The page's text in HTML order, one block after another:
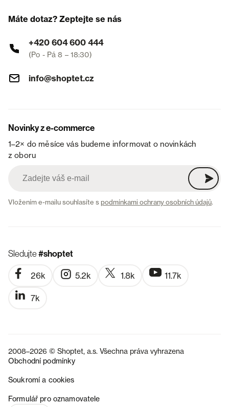
Máte dotaz? Zeptejte se nás
+420 604 600 444
(Po - Pá 8 – 18:30)
info@shoptet.cz
Novinky z e-commerce
1–2× do měsíce vás budeme informovat o novinkách
z oboru
Vložením e-mailu souhlasíte spodmínkami ochrany osobních údajů.
Sledujte#shoptet
26k 5.2k 1.8k 11.7k
7k
2008–2026 © Shoptet, a.s. Všechna práva vyhrazena
Obchodní podmínky
Soukromí a cookies
Formulář pro oznamovatele